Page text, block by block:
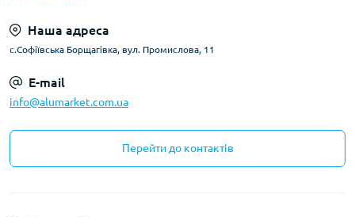
Наша адреса
с.Софіївська Борщагівка, вул. Промислова, 11
E-mail
info@alumarket.com.ua
Перейти до контактів